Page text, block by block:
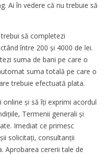
Ai în vedere că nu trebuie să
să completezi
între 200 și 4000 de lei.
suma de bani pe care o
suma totală pe care o
trebuie efectuată plata.
şi să îţi exprimi acordul
Termenii generali şi
Imediat ce primesc
solicitați, consultanţii
Aprobarea cererii tale de